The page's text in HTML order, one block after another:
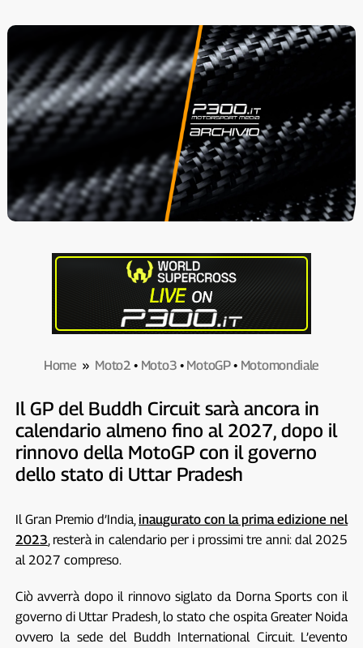
Home » Moto2 • Moto3 • MotoGP• Motomondiale
Il GP del Buddh Circuit sarà ancora in
calendario almeno fino al 2027, dopo il
rinnovo della MotoGP con il governo
dello stato di Uttar Pradesh
Il Gran Premio d’India,inaugurato con la prima edizione nel
2023, resterà in calendario per i prossimi tre anni: dal 2025
al 2027 compreso.
Ciò avverrà dopo il rinnovo siglato da Dorna Sports con il
governo di Uttar Pradesh, lo stato che ospita Greater Noida
ovvero la sede del Buddh International Circuit. L’evento